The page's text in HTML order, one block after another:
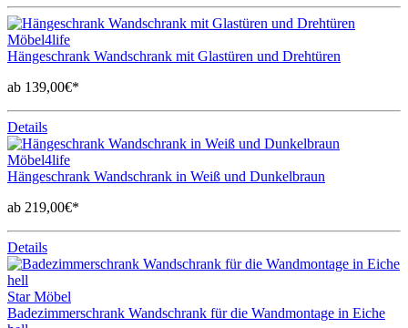
Möbel4life
Hängeschrank Wandschrank mit Glastüren und Drehtüren
ab 139,00€*
Details
Möbel4life
Hängeschrank Wandschrank in Weiß und Dunkelbraun
ab 219,00€*
Details
Star Möbel
Badezimmerschrank Wandschrank für die Wandmontage in Eiche